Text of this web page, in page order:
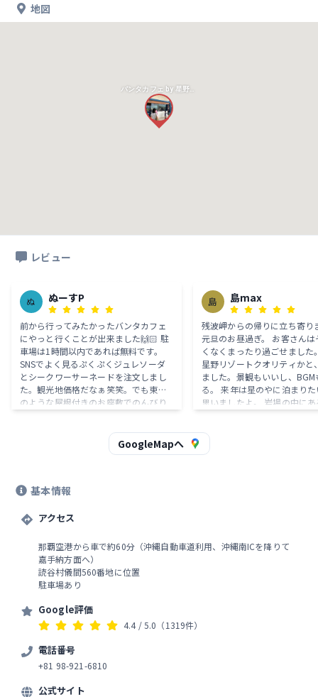
地図
バンタカフェ by 星野リゾート
レビュー
ぬ ぬーすP
前から行ってみたかったバンタカフェ
にやっと行くことが出来ました🙌🏻 駐
車場は1時間以内であれば無料です。
SNSでよく見るぷくぷくジュレソーダ
とシークワーサーネードを注文しまし
た。観光地価格だなぁ笑笑。でも東家
のような屋根付きのお座敷でのんびり
島 島max
残波岬からの帰りに立ち寄り
元旦のお昼過ぎ。 お客さんはそれ程多
くなくまったり過ごせました
星野リゾートクオリティかと
ました。景観もいいし、
る。 来年は星のやに泊まり
思いましたよ。 岩場の中にある東屋ス
たね。 シーズンのピークを外してゆっ
たりと過ごすのが良いかと想
GoogleMapへ
基本情報
アクセス
那覇空港から車で約60分（沖縄自動車道利用、沖縄南ICを降りて
嘉手納方面へ）
読谷村儀間560番地に位置
駐車場あり
Google評価
4.4 / 5.0 （1319件）
電話番号
+81 98-921-6810
公式サイト